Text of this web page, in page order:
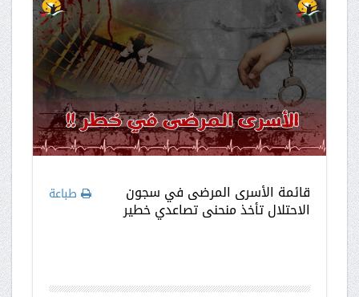
طباعة قائمة الأسرى المرضى في سجون
الاحتلال تأخذ منحنى تصاعدي خطير